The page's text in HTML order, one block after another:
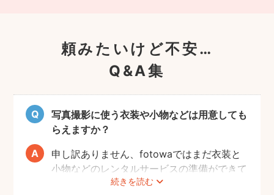
頼みたいけど不安…
Q&A集
写真撮影に使う衣装や小物などは用意しても
らえますか？
続きを読む
申し訳ありません、fotowaではまだ衣装と
小物などのレンタルサービスの準備ができて
おりませんので、お客様ご自身にご用意をお